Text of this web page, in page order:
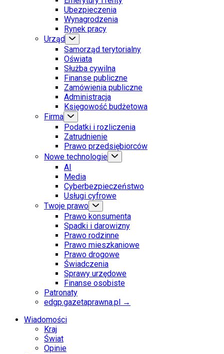
Ubezpieczenia
Wynagrodzenia
Rynek pracy
Urząd
Samorząd terytorialny
Oświata
Służba cywilna
Finanse publiczne
Zamówienia publiczne
Administracja
Księgowość budżetowa
Firma
Podatki i rozliczenia
Zatrudnienie
Prawo przedsiębiorców
Nowe technologie
AI
Media
Cyberbezpieczeństwo
Usługi cyfrowe
Twoje prawo
Prawo konsumenta
Spadki i darowizny
Prawo rodzinne
Prawo mieszkaniowe
Prawo drogowe
Świadczenia
Sprawy urzędowe
Finanse osobiste
Patronaty
edgp.gazetaprawna.pl →
Wiadomości
Kraj
Świat
Opinie